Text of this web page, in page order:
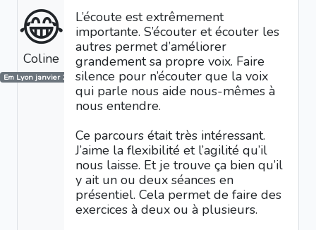
😂
Coline
Em Lyon janvier 2025
L’écoute est extrêmement
importante. S’écouter et écouter les
autres permet d’améliorer
grandement sa propre voix. Faire
silence pour n’écouter que la voix
qui parle nous aide nous-mêmes à
nous entendre.
Ce parcours était très intéressant.
J’aime la flexibilité et l’agilité qu’il
nous laisse. Et je trouve ça bien qu’il
y ait un ou deux séances en
présentiel. Cela permet de faire des
exercices à deux ou à plusieurs.